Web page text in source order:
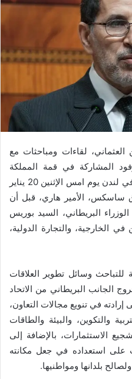
لقاءات ومباحثات مع
المشاركة في قمة المملكة
المتحدة-إفريقيا للاستثمار 2020 في لندن يوم امس الإثنين 20 يناير
ساسكس، الأمير هاري، قبل أن
البريطاني، السيد بوريس
في الخارجية، والتجارة الدولية،
للتباحث وسائل تطوير العلاقات
الجانب البريطاني من الاتحاد
إرادته في تنويع مجالات التعاون،
والتكوين، والبيئة والطاقات
الاستثمارات، بالإضافة إلى
على استعداده في جعل مكانته
بلدانها ومواطنيها.